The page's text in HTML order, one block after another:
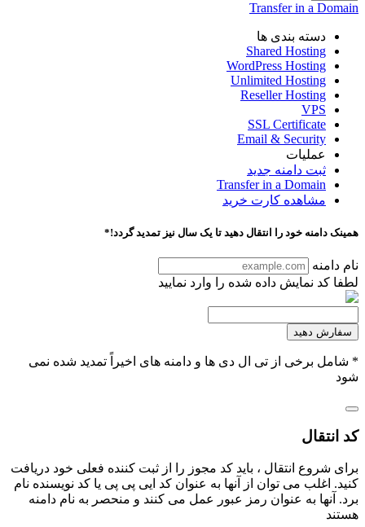
Transfer in a Domain
دسته بندی ها
Shared Hosting
WordPress Hosting
Unlimited Hosting
Reseller Hosting
VPS
SSL Certificate
Email & Security
عملیات
ثبت دامنه جدید
Transfer in a Domain
مشاهده کارت خرید
همینک دامنه خود را انتقال دهید تا یک سال نیز تمدید گردد!*
نام دامنه
لطفا کد نمایش داده شده را وارد نمایید
سفارش دهید
* شامل برخی از تی ال دی ها و دامنه های اخیراً تمدید شده نمی
شود
کد انتقال
برای شروع انتقال ، باید کد مجوز را از ثبت کننده فعلی خود دریافت
کنید. اغلب می توان از آنها به عنوان کد ایی پی پی یا کد نویسنده نام
برد. آنها به عنوان رمز عبور عمل می کنند و منحصر به نام دامنه
هستند